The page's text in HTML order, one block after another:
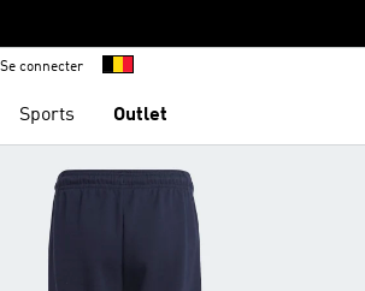
Se connecter
Sports Outlet